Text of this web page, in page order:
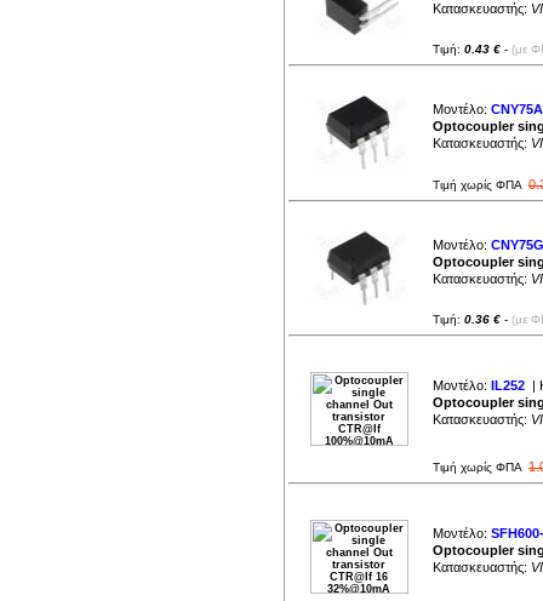
Κατασκευαστής:
Τιμή: 0.43 € - (με
Μοντέλο: CNY75A
Optocoupler
Κατασκευαστής:
Τιμή χωρίς ΦΠΑ
Μοντέλο:
Optocoupler
Κατασκευαστής:
Τιμή: 0.36 € - (με
Μοντέλο: IL252 |
Optocoupler
Κατασκευαστής:
Τιμή χωρίς ΦΠΑ
Μοντέλο:
Optocoupler
Κατασκευαστής: